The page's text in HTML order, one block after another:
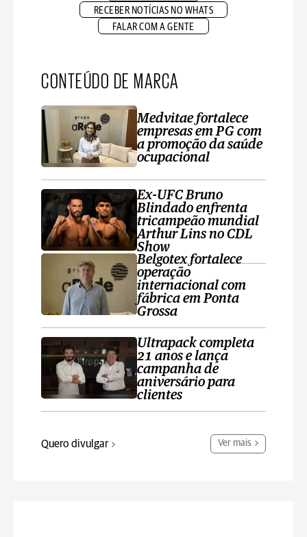
RECEBER NOTÍCIAS NO WHATS
FALAR COM A GENTE
CONTEÚDO DE MARCA
Medvitae fortalece
empresas em PG com
a promoção da saúde
ocupacional
Ex-UFC Bruno
Blindado enfrenta
tricampeão mundial
Arthur Lins no CDL
Show
Belgotex fortalece
operação
internacional com
fábrica em Ponta
Grossa
Ultrapack completa
21 anos e lança
campanha de
aniversário para
clientes
Quero divulgar Ver mais